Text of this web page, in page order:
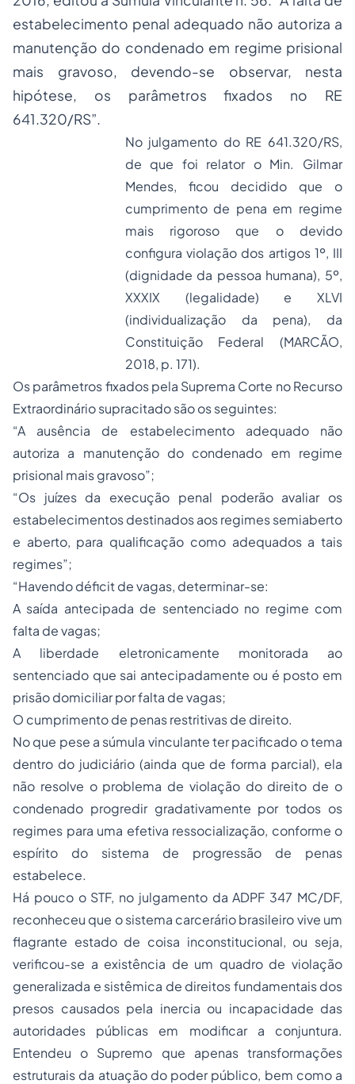
estabelecimento penal adequado não autoriza a
manutenção do condenado em regime prisional
mais gravoso, devendo-se observar, nesta
hipótese, os parâmetros fixados no RE
641.320/RS”.
No julgamento do RE 641.320/RS,
de que foi relator o Min. Gilmar
Mendes, ficou decidido que o
cumprimento de pena em regime
mais rigoroso que o devido
configura violação dos artigos 1º, III
(dignidade da pessoa humana), 5º,
XXXIX (legalidade) e XLVI
(individualização da pena), da
Constituição Federal (MARCÃO,
2018, p. 171).
Os parâmetros fixados pela Suprema Corte no Recurso
Extraordinário supracitado são os seguintes:
“A ausência de estabelecimento adequado não
autoriza a manutenção do condenado em regime
prisional mais gravoso”;
“Os juízes da execução penal poderão avaliar os
estabelecimentos destinados aos regimes semiaberto
e aberto, para qualificação como adequados a tais
regimes”;
“Havendo déficit de vagas, determinar-se:
A saída antecipada de sentenciado no regime com
falta de vagas;
A liberdade eletronicamente monitorada ao
sentenciado que sai antecipadamente ou é posto em
prisão domiciliar por falta de vagas;
O cumprimento de penas restritivas de direito.
No que pese a súmula vinculante ter pacificado o tema
dentro do judiciário (ainda que de forma parcial), ela
não resolve o problema de violação do direito de o
condenado progredir gradativamente por todos os
regimes para uma efetiva ressocialização, conforme o
espírito do sistema de progressão de penas
estabelece.
Há pouco o STF, no julgamento da ADPF 347 MC/DF,
reconheceu que o sistema carcerário brasileiro vive um
flagrante estado de coisa inconstitucional, ou seja,
verificou-se a existência de um quadro de violação
generalizada e sistêmica de direitos fundamentais dos
presos causados pela inercia ou incapacidade das
autoridades públicas em modificar a conjuntura.
Entendeu o Supremo que apenas transformações
estruturais da atuação do poder público, bem como a